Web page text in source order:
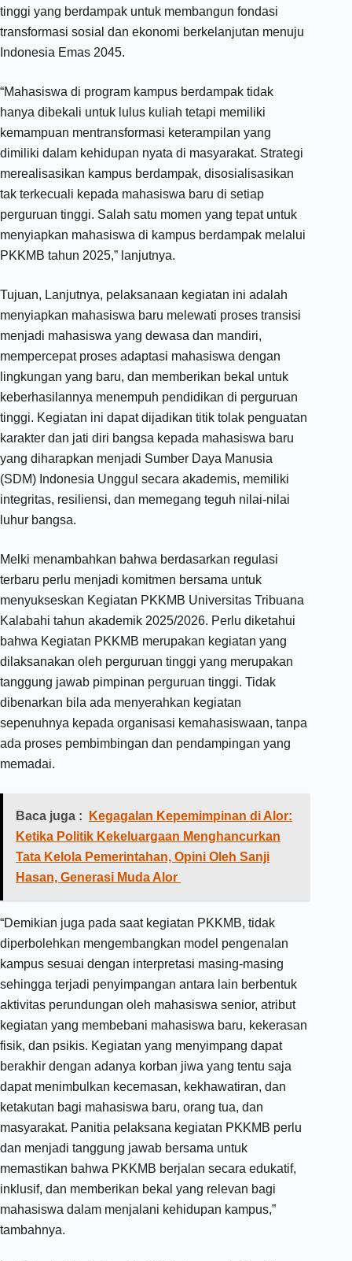
tinggi yang berdampak untuk membangun fondasi
transformasi sosial dan ekonomi berkelanjutan menuju
Indonesia Emas 2045.
“Mahasiswa di program kampus berdampak tidak
hanya dibekali untuk lulus kuliah tetapi memiliki
kemampuan mentransformasi keterampilan yang
dimiliki dalam kehidupan nyata di masyarakat. Strategi
merealisasikan kampus berdampak, disosialisasikan
tak terkecuali kepada mahasiswa baru di setiap
perguruan tinggi. Salah satu momen yang tepat untuk
menyiapkan mahasiswa di kampus berdampak melalui
PKKMB tahun 2025,” lanjutnya.
Tujuan, Lanjutnya, pelaksanaan kegiatan ini adalah
menyiapkan mahasiswa baru melewati proses transisi
menjadi mahasiswa yang dewasa dan mandiri,
mempercepat proses adaptasi mahasiswa dengan
lingkungan yang baru, dan memberikan bekal untuk
keberhasilannya menempuh pendidikan di perguruan
tinggi. Kegiatan ini dapat dijadikan titik tolak penguatan
karakter dan jati diri bangsa kepada mahasiswa baru
yang diharapkan menjadi Sumber Daya Manusia
(SDM) Indonesia Unggul secara akademis, memiliki
integritas, resiliensi, dan memegang teguh nilai-nilai
luhur bangsa.
Melki menambahkan bahwa berdasarkan regulasi
terbaru perlu menjadi komitmen bersama untuk
menyukseskan Kegiatan PKKMB Universitas Tribuana
Kalabahi tahun akademik 2025/2026. Perlu diketahui
bahwa Kegiatan PKKMB merupakan kegiatan yang
dilaksanakan oleh perguruan tinggi yang merupakan
tanggung jawab pimpinan perguruan tinggi. Tidak
dibenarkan bila ada menyerahkan kegiatan
sepenuhnya kepada organisasi kemahasiswaan, tanpa
ada proses pembimbingan dan pendampingan yang
memadai.
Baca juga :
Kegagalan Kepemimpinan di Alor:
Ketika Politik Kekeluargaan Menghancurkan
Tata Kelola Pemerintahan, Opini Oleh Sanji
Hasan, Generasi Muda Alor
“Demikian juga pada saat kegiatan PKKMB, tidak
diperbolehkan mengembangkan model pengenalan
kampus sesuai dengan interpretasi masing-masing
sehingga terjadi penyimpangan antara lain berbentuk
aktivitas perundungan oleh mahasiswa senior, atribut
kegiatan yang membebani mahasiswa baru, kekerasan
fisik, dan psikis. Kegiatan yang menyimpang dapat
berakhir dengan adanya korban jiwa yang tentu saja
dapat menimbulkan kecemasan, kekhawatiran, dan
ketakutan bagi mahasiswa baru, orang tua, dan
masyarakat. Panitia pelaksana kegiatan PKKMB perlu
dan menjadi tanggung jawab bersama untuk
memastikan bahwa PKKMB berjalan secara edukatif,
inklusif, dan memberikan bekal yang relevan bagi
mahasiswa dalam menjalani kehidupan kampus,”
tambahnya.